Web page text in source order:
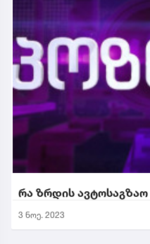
რა ზრდის ავტოსაგზაო
3 ნოე. 2023